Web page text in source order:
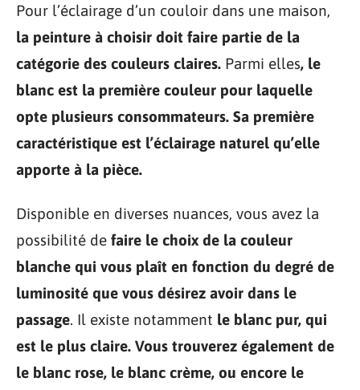
Pour l’éclairage d’un couloir dans une maison,
la peinture à choisir doit faire partie de la
catégorie des couleurs claires. Parmi elles, le
blanc est la première couleur pour laquelle
opte plusieurs consommateurs. Sa première
caractéristique est l’éclairage naturel qu’elle
apporte à la pièce.
Disponible en diverses nuances, vous avez la
possibilité de faire le choix de la couleur
blanche qui vous plaît en fonction du degré de
luminosité que vous désirez avoir dans le
passage. Il existe notamment le blanc pur, qui
est le plus claire. Vous trouverez également de
le blanc rose, le blanc crème, ou encore le